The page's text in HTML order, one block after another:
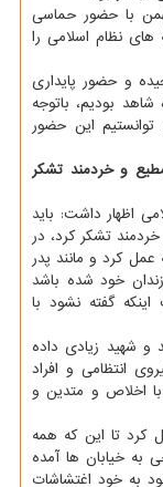
رشاد عنوان کرد: ملت ایران، روز ۲۲ بهمن با حضور حماسی
نظام اسلامی را
و حضور پایداری
بودیم، باتوجه
این حضور
و خردمند تشکر
اظهار داشت: باید
تشکر کرد، در
کرد و مانند پدر
خود شده باشد
گفته نشود با
و شهید زیادی داده
نیروی انتظامی و افراد
اخلاص و متدین و
کرد تا این که همه
به خیابان ها آمده
به خود اغتشاشات